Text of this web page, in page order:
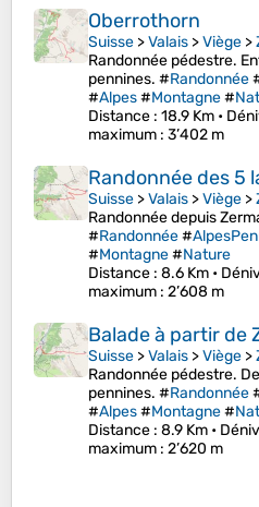
Oberrothorn
Suisse >Valais >Viège >
Randonnée pédestre.
pennines. #Randonnée
#Alpes#Montagne#
Distance : 18.9 Km •
maximum : 3’402 m
Randonnée des 5
Suisse >Valais >Viège >
Randonnée depuis
#Randonnée#
#Montagne#Nature
Distance : 8.6 Km •
maximum : 2’608 m
Balade à partir de
Suisse >Valais >Viège >
Randonnée pédestre.
pennines. #Randonnée
#Alpes#Montagne#
Distance : 8.9 Km •
maximum : 2’620 m